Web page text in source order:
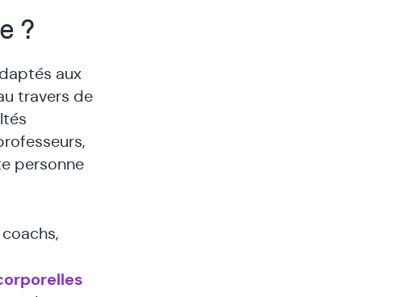
?
aux
travers de
personne